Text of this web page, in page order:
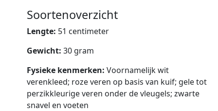
Soortenoverzicht
Lengte: 51 centimeter
Gewicht: 30 gram
Fysieke kenmerken: Voornamelijk wit
verenkleed; roze veren op basis van kuif; gele tot
perzikkleurige veren onder de vleugels; zwarte
snavel en voeten